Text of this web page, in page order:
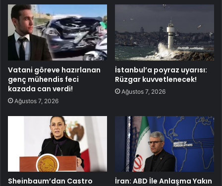
Vatani göreve hazırlanan
genç mühendis feci
kazada can verdi!
Ağustos 7, 2026
İstanbul’a poyraz uyarısı:
Rüzgar kuvvetlenecek!
Ağustos 7, 2026
Sheinbaum’dan Castro
İran: ABD İle Anlaşma Yakın